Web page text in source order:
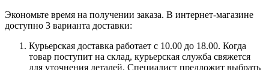
Экономьте время на получении заказа. В интернет-магазине
доступно 3 варианта доставки:
Курьерская доставка работает с 10.00 до 18.00. Когда
товар поступит на склад, курьерская служба свяжется
для уточнения деталей. Специалист предложит выбрать